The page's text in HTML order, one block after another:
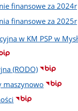
finansowe za 2024r
finansowe za 2025r
w KM PSP w
(RODO)
maszynowo